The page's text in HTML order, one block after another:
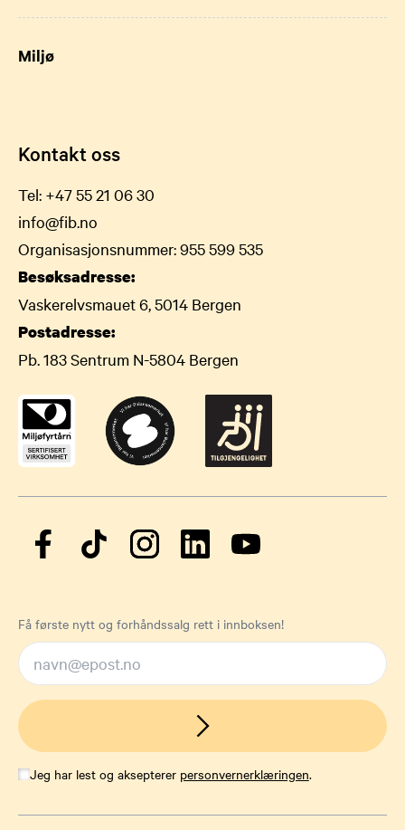
Miljø
Kontakt oss
Tel: +47 55 21 06 30
info@fib.no
Organisasjonsnummer: 955 599 535
Besøksadresse:
Vaskerelvsmauet 6, 5014 Bergen
Postadresse:
Pb. 183 Sentrum N-5804 Bergen
Få første nytt og forhåndssalg rett i innboksen!
Jeg har lest og aksepterer personvernerklæringen.